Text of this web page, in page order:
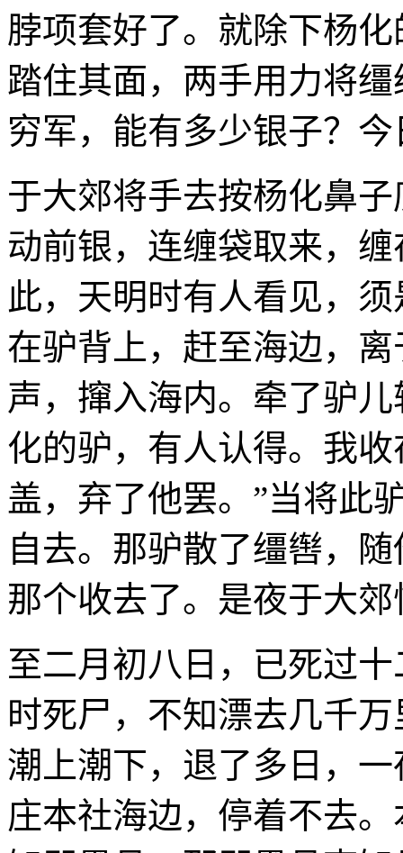
脖项套好了。就除下杨
踏住其面，两手用力将
穷军，能有多少银子？
于大郊将手去按杨化鼻
动前银，连缠袋取来，
此，天明时有人看见，
在驴背上，赶至海边，
声，撺入海内。牵了驴
化的驴，有人认得。我
盖，弃了他罢。”当将此
自去。那驴散了缰辔，
那个收去了。是夜于大
至二月初八日，已死过
时死尸，不知漂去几千
潮上潮下，退了多日，
庄本社海边，停着不去